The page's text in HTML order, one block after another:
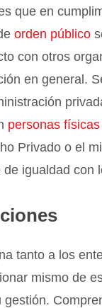
que en
orden público
con otros
en general.
personas físicas
Privado o el
de igualdad con
tanto a los
mismo de
gestión.